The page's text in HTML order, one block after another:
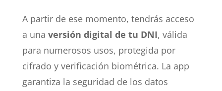
A partir de ese momento, tendrás acceso
a una versión digital de tu DNI, válida
para numerosos usos, protegida por
cifrado y verificación biométrica. La app
garantiza la seguridad de los datos